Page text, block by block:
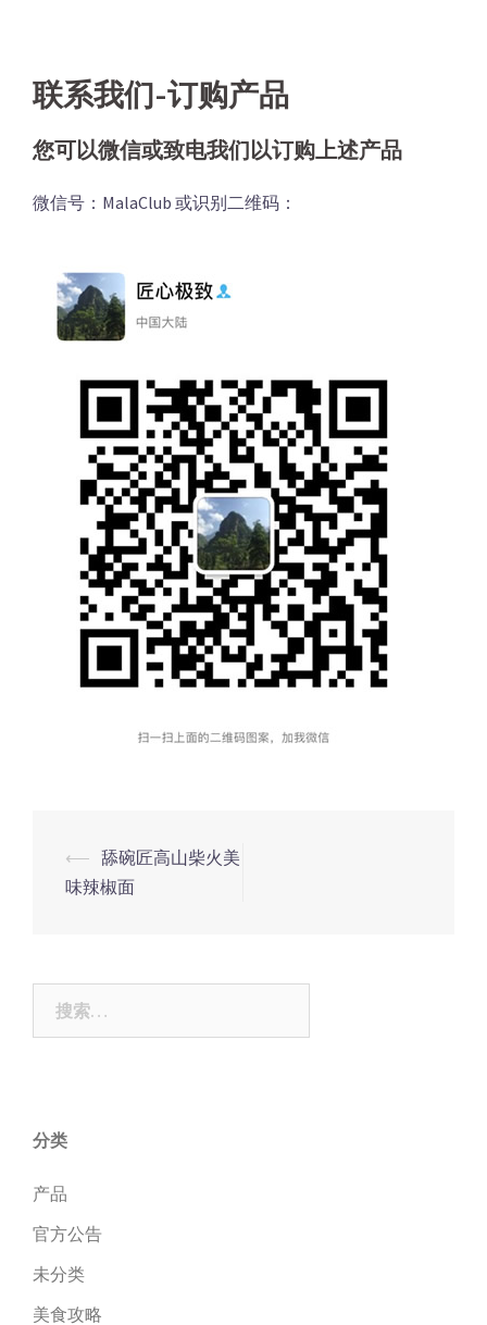
联系我们-订购产品
您可以微信或致电我们以订购上述产品
微信号：MalaClub 或识别二维码：
Post
navigation
⟵ 舔碗匠高山柴火美
味辣椒面
索：
分类
产品
官方公告
未分类
美食攻略